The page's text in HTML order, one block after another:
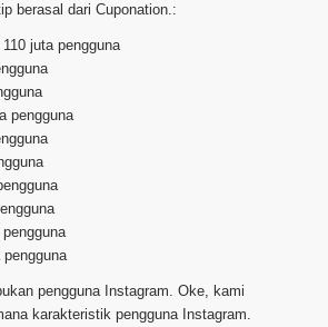
berasal dari Cuponation.:
juta pengguna
pengguna
pengguna Instagram. Oke, kami
karakteristik pengguna Instagram.